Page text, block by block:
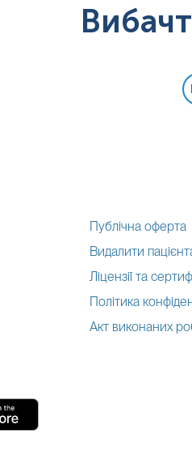
Публічна оферта
Видалити
Ліцензії та
Політика
Акт виконаних